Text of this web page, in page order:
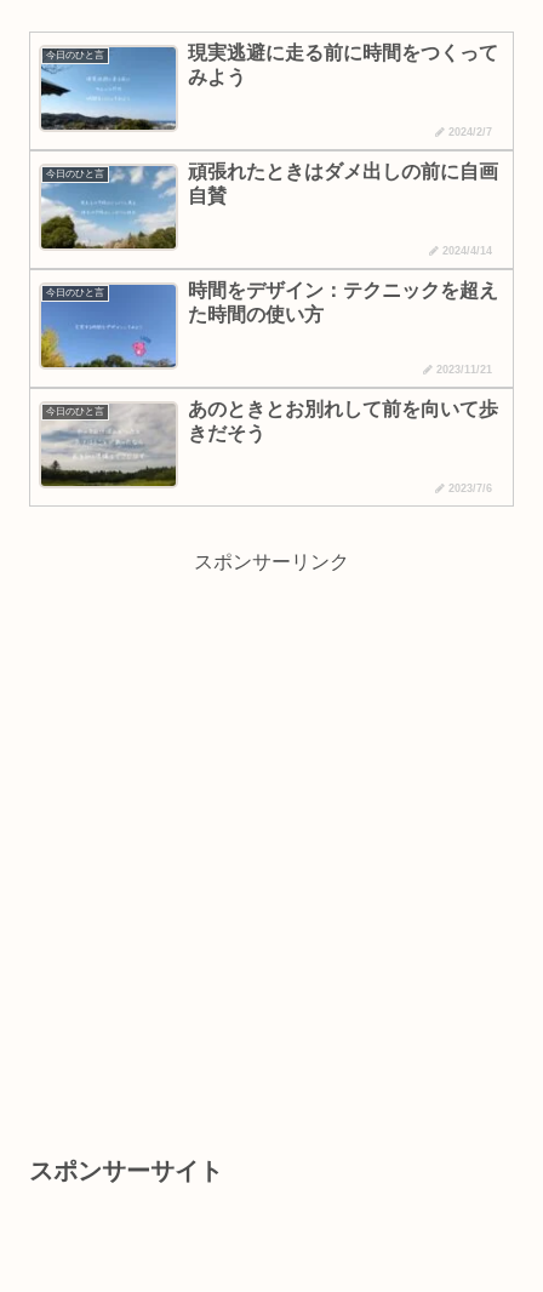
今日のひと言
現実逃避に走る前に時間をつくって
みよう
2024/2/7
今日のひと言
頑張れたときはダメ出しの前に自画
自賛
2024/4/14
今日のひと言
時間をデザイン：テクニックを超え
た時間の使い方
2023/11/21
今日のひと言
あのときとお別れして前を向いて歩
きだそう
2023/7/6
スポンサーリンク
スポンサーサイト